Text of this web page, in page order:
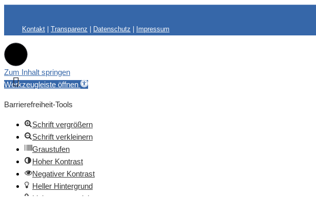
Kontakt
Transparenz Datenschutz Impressum
Zum Inhalt springen
Werkzeugleiste öffnen
Barrierefreiheit-Tools
Schrift vergrößern
Schrift verkleinern
Graustufen
Hoher Kontrast
Negativer Kontrast
Heller Hintergrund
Links unterstreichen